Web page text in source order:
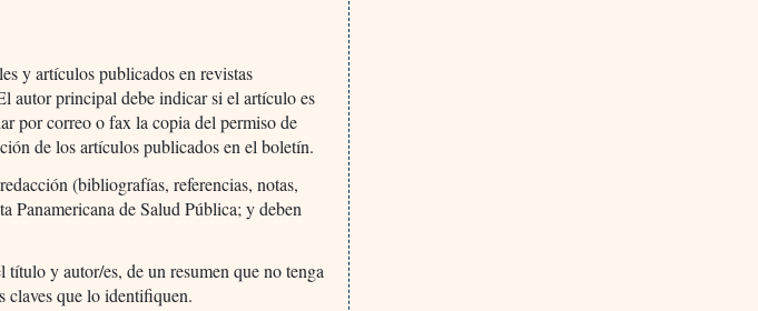
y artículos publicados en revistas
autor principal debe indicar si el artículo es
por correo o fax la copia del permiso de
de los artículos publicados en el boletín.
(bibliografías, referencias, notas,
Panamericana de Salud Pública; y deben
título y autor/es, de un resumen que no tenga
claves que lo identifiquen.